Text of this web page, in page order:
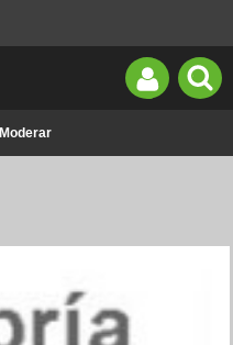
Moderar